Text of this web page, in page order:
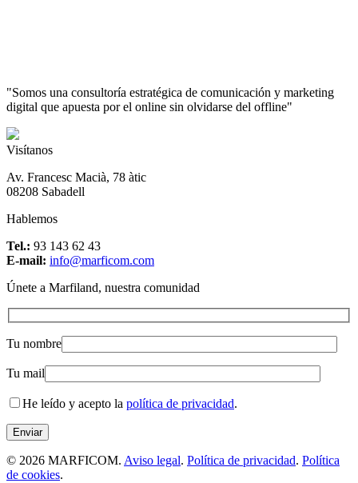
"Somos una consultoría estratégica de comunicación y marketing
digital que apuesta por el online sin olvidarse del offline"
Visítanos
Av. Francesc Macià, 78 àtic
08208 Sabadell
Hablemos
Tel.: 93 143 62 43
E-mail: info@marficom.com
Únete a Marfiland, nuestra comunidad
Tu nombre
Tu mail
He leído y acepto la política de privacidad.
© 2026 MARFICOM. Aviso legal. Política de privacidad. Política
de cookies.